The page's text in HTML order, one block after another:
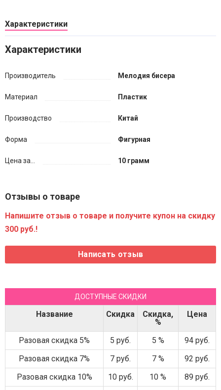
Характеристики
Характеристики
Производитель Мелодия бисера
Материал Пластик
Производство Китай
Форма Фигурная
Цена за... 10 грамм
Отзывы о товаре
Напишите отзыв о товаре и получите купон на скидку
300 руб.!
ДОСТУПНЫЕ СКИДКИ
Название Скидка
Скидка,
%
Цена
Разовая скидка 5% 5 руб. 5 %
94 руб.
Разовая скидка 7%
7 руб. 7 %
92 руб.
Разовая скидка 10%
10 руб. 10 %
89 руб.